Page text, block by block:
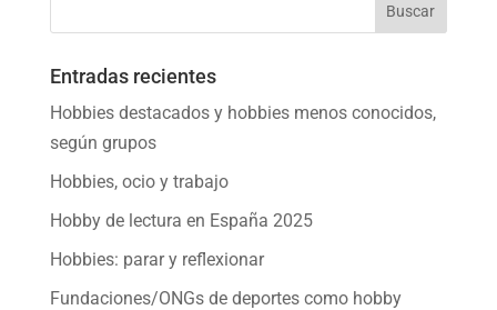
Entradas recientes
Hobbies destacados y hobbies menos conocidos,
según grupos
Hobbies, ocio y trabajo
Hobby de lectura en España 2025
Hobbies: parar y reflexionar
Fundaciones/ONGs de deportes como hobby